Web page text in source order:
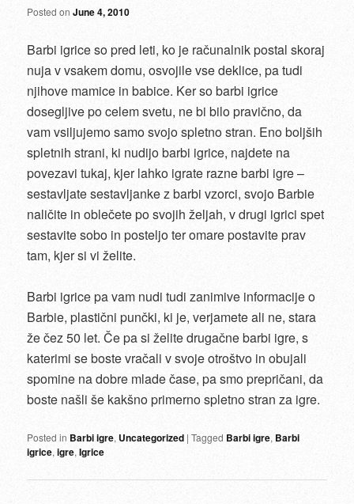
Posted onJune 4, 2010
Barbi igrice so pred leti, ko je računalnik postal skoraj
nuja v vsakem domu, osvojile vse deklice, pa tudi
njihove mamice in babice. Ker so barbi igrice
dosegljive po celem svetu, ne bi bilo pravično, da
vam vsiljujemo samo svojo spletno stran. Eno boljših
spletnih strani, ki nudijo barbi igrice, najdete na
povezavi tukaj, kjer lahko igrate razne barbi igre –
sestavljate sestavljanke z barbi vzorci, svojo Barbie
naličite in oblečete po svojih željah, v drugi igrici spet
sestavite sobo in posteljo ter omare postavite prav
tam, kjer si vi želite.
Barbi igrice pa vam nudi tudi zanimive informacije o
Barbie, plastični punčki, ki je, verjamete ali ne, stara
že čez 50 let. Če pa si želite drugačne barbi igre, s
katerimi se boste vračali v svoje otroštvo in obujali
spomine na dobre mlade čase, pa smo prepričani, da
boste našli še kakšno primerno spletno stran za igre.
Posted in Barbi igre,Uncategorized |Tagged Barbi igre, Barbi
igrice,igre,Igrice